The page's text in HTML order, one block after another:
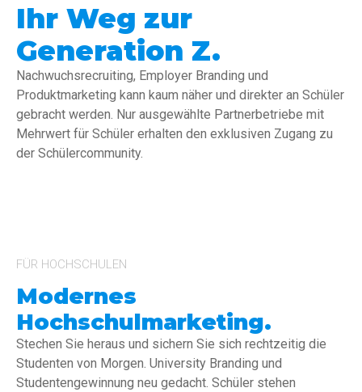
Ihr Weg zur
Generation Z.
Nachwuchsrecruiting, Employer Branding und
Produktmarketing kann kaum näher und direkter an Schüler
gebracht werden. Nur ausgewählte Partnerbetriebe mit
Mehrwert für Schüler erhalten den exklusiven Zugang zu
der Schülercommunity.
FÜR HOCHSCHULEN
Modernes
Hochschulmarketing.
Stechen Sie heraus und sichern Sie sich rechtzeitig die
Studenten von Morgen. University Branding und
Studentengewinnung neu gedacht. Schüler stehen